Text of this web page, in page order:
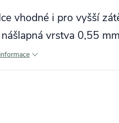
vhodné i pro vyšší
vrstva 0,55